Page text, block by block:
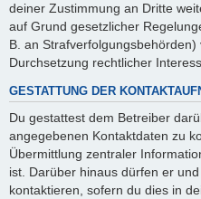
deiner Zustimmung an Dritte
auf Grund gesetzlicher
B. an
Durchsetzung rechtlicher
GESTATTUNG DER
Du gestattest dem Betreiber
angegebenen Kontaktdaten zu
Übermittlung zentraler
ist. Darüber hinaus dürfen er
kontaktieren, sofern du dies in